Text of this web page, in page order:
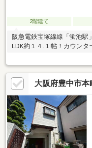
2階建て
阪急電鉄宝塚線線「蛍池駅
LDK約１４.１帖！カウンタ
大阪府豊中市